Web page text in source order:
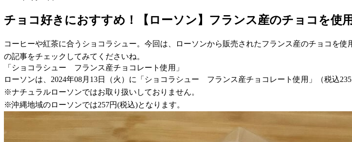
チョコ好きにおすすめ！【ローソン】フランス産のチョコを使
コーヒーや紅茶に合うショコラシュー。今回は、ローソンから販売されたフランス産のチョコを
の記事をチェックしてみてくださいね。
「ショコラシュー フランス産チョコレート使用」
ローソンは、2024年08月13日（火）に「ショコラシュー フランス産チョコレート使用」（税込235
※ナチュラルローソンではお取り扱いしておりません。
※沖縄地域のローソンでは257円(税込)となります。